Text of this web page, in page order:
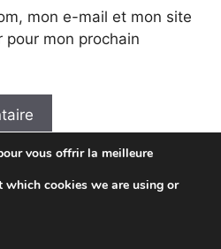
mon e-mail et mon site
pour mon prochain
vous offrir la meilleure
which cookies we are using or